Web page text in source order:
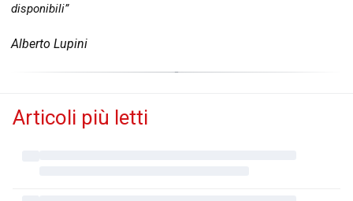
disponibili”
Alberto Lupini
Articoli più letti